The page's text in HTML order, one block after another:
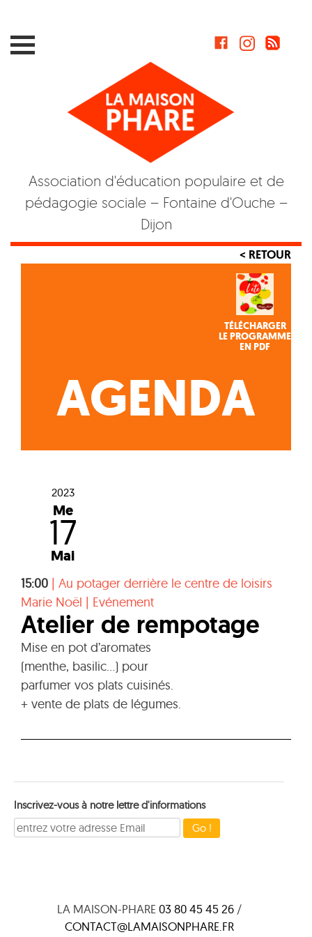
Association d'éducation populaire et de
pédagogie sociale – Fontaine d'Ouche –
Dijon
< RETOUR
TÉLÉCHARGER
LE PROGRAMME
EN PDF
AGENDA
2023
Me
17
Mai
15:00 | Au potager derrière le centre de loisirs
Marie Noël | Evénement
Atelier de rempotage
Mise en pot d’aromates
(menthe, basilic…) pour
parfumer vos plats cuisinés.
+ vente de plats de légumes.
Inscrivez-vous à notre lettre d'informations
LA MAISON-PHARE 03 80 45 45 26 /
CONTACT@LAMAISONPHARE.FR